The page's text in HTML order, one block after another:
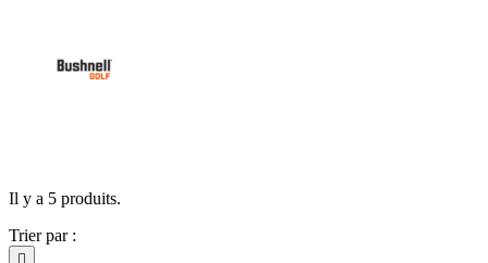
Il y a 5 produits.
Trier par :
